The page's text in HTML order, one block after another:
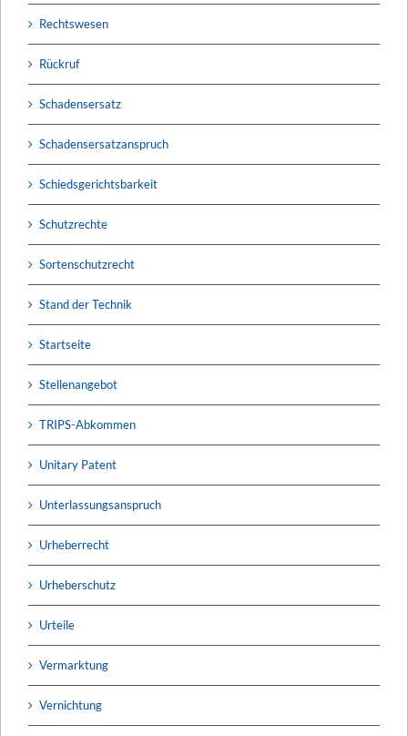
Rechtswesen
Rückruf
Schadensersatz
Schadensersatzanspruch
Schiedsgerichtsbarkeit
Schutzrechte
Sortenschutzrecht
Stand der Technik
Startseite
Stellenangebot
TRIPS-Abkommen
Unitary Patent
Unterlassungsanspruch
Urheberrecht
Urheberschutz
Urteile
Vermarktung
Vernichtung